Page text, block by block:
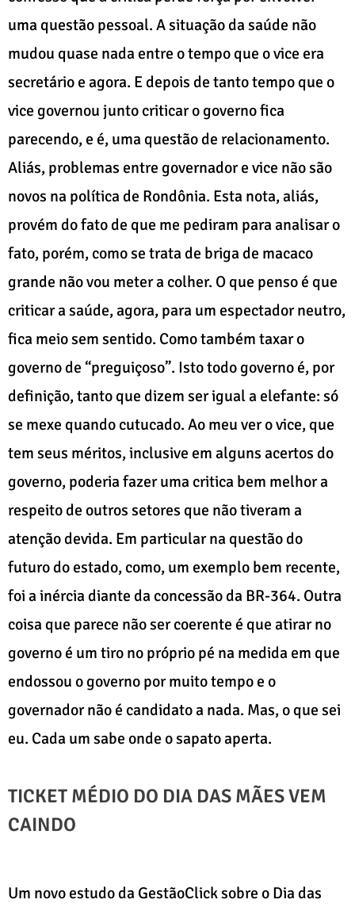
uma questão pessoal. A situação da saúde não
mudou quase nada entre o tempo que o vice era
secretário e agora. E depois de tanto tempo que o
vice governou junto criticar o governo fica
parecendo, e é, uma questão de relacionamento.
Aliás, problemas entre governador e vice não são
novos na política de Rondônia. Esta nota, aliás,
provém do fato de que me pediram para analisar o
fato, porém, como se trata de briga de macaco
grande não vou meter a colher. O que penso é que
criticar a saúde, agora, para um espectador neutro,
fica meio sem sentido. Como também taxar o
governo de “preguiçoso”. Isto todo governo é, por
definição, tanto que dizem ser igual a elefante: só
se mexe quando cutucado. Ao meu ver o vice, que
tem seus méritos, inclusive em alguns acertos do
governo, poderia fazer uma critica bem melhor a
respeito de outros setores que não tiveram a
atenção devida. Em particular na questão do
futuro do estado, como, um exemplo bem recente,
foi a inércia diante da concessão da BR-364. Outra
coisa que parece não ser coerente é que atirar no
governo é um tiro no próprio pé na medida em que
endossou o governo por muito tempo e o
governador não é candidato a nada. Mas, o que sei
eu. Cada um sabe onde o sapato aperta.
TICKET MÉDIO DO DIA DAS MÃES VEM
CAINDO
Um novo estudo da GestãoClick sobre o Dia das